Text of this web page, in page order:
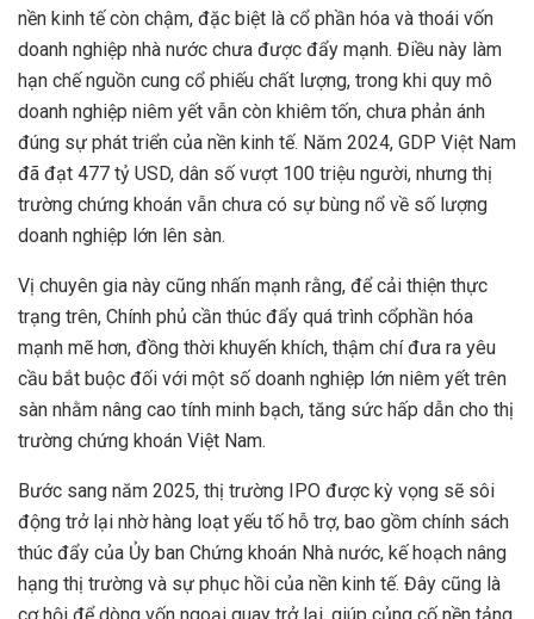
nền kinh tế còn chậm, đặc biệt là cổ phần hóa và thoái vốn
doanh nghiệp nhà nước chưa được đẩy mạnh. Điều này làm
hạn chế nguồn cung cổ phiếu chất lượng, trong khi quy mô
doanh nghiệp niêm yết vẫn còn khiêm tốn, chưa phản ánh
đúng sự phát triển của nền kinh tế. Năm 2024, GDP Việt Nam
đã đạt 477 tỷ USD, dân số vượt 100 triệu người, nhưng thị
trường chứng khoán vẫn chưa có sự bùng nổ về số lượng
doanh nghiệp lớn lên sàn.
Vị chuyên gia này cũng nhấn mạnh rằng, để cải thiện thực
trạng trên, Chính phủ cần thúc đẩy quá trình cổphần hóa
mạnh mẽ hơn, đồng thời khuyến khích, thậm chí đưa ra yêu
cầu bắt buộc đối với một số doanh nghiệp lớn niêm yết trên
sàn nhằm nâng cao tính minh bạch, tăng sức hấp dẫn cho thị
trường chứng khoán Việt Nam.
Bước sang năm 2025, thị trường IPO được kỳ vọng sẽ sôi
động trở lại nhờ hàng loạt yếu tố hỗ trợ, bao gồm chính sách
thúc đẩy của Ủy ban Chứng khoán Nhà nước, kế hoạch nâng
hạng thị trường và sự phục hồi của nền kinh tế. Đây cũng là
cơ hội để dòng vốn ngoại quay trở lại, giúp củng cố nền tảng